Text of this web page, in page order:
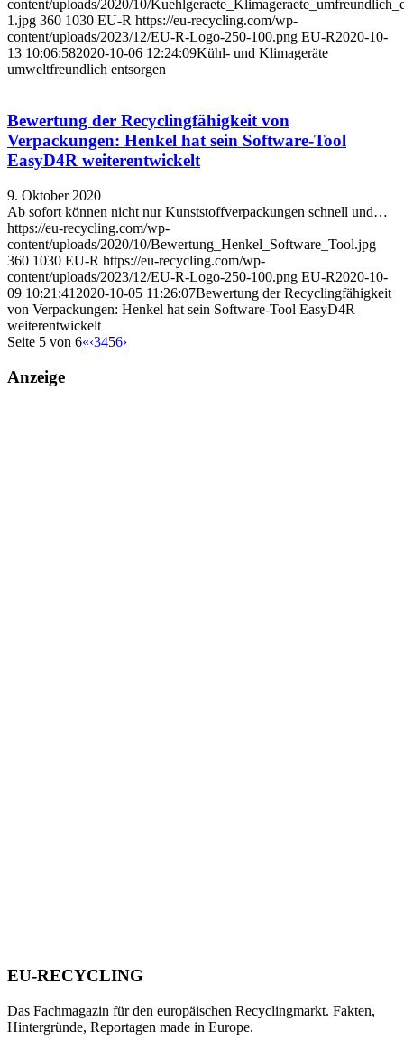
content/uploads/2020/10/
1.jpg 360 1030 EU-R https://eu-recycling.com/wp-
content/uploads/2023/12/EU-R-Logo-250-100.png EU-R2020-10-
13 10:06:582020-10-06 12:24:09Kühl- und Klimageräte
umweltfreundlich entsorgen
Bewertung der Recyclingfähigkeit von
Verpackungen: Henkel hat sein Software-Tool
EasyD4R weiterentwickelt
9. Oktober 2020
Ab sofort können nicht nur Kunststoffverpackungen schnell und…
https://eu-recycling.com/wp-
content/uploads/2020/10/Bewertung_Henkel_Software_Tool.jpg
360 1030 EU-R https://eu-recycling.com/wp-
content/uploads/2023/12/EU-R-Logo-250-100.png EU-R2020-10-
09 10:21:41 2020-10-05 11:26:07Bewertung der Recyclingfähigkeit
von Verpackungen: Henkel hat sein Software-Tool EasyD4R
weiterentwickelt
Seite 5 von 6«‹3456›
Anzeige
EU-RECYCLING
Das Fachmagazin für den europäischen Recyclingmarkt. Fakten,
Hintergründe, Reportagen made in Europe.